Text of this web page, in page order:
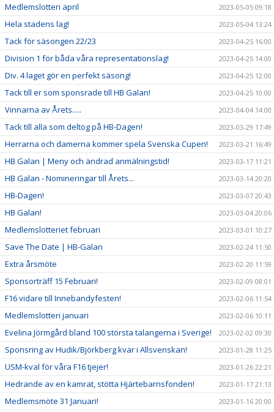
Medlemslotteri april 2023-05-05 09:18
Hela stadens lag! 2023-05-04 13:24
Tack för säsongen 22/23 2023-04-25 16:00
Division 1 för båda våra representationslag! 2023-04-25 14:00
Div. 4 laget gör en perfekt säsong! 2023-04-25 12:00
Tack till er som sponsrade till HB Galan! 2023-04-25 10:00
Vinnarna av Årets..... 2023-04-04 14:00
Tack till alla som deltog på HB-Dagen! 2023-03-29 17:49
Herrarna och damerna kommer spela Svenska Cupen! 2023-03-21 16:49
HB Galan | Meny och ändrad anmälningstid! 2023-03-17 11:21
HB Galan - Nomineringar till Årets... 2023-03-14 20:20
HB-Dagen! 2023-03-07 20:43
HB Galan! 2023-03-04 20:06
Medlemslotteriet februari 2023-03-01 10:27
Save The Date | HB-Galan 2023-02-24 11:50
Extra årsmöte 2023-02-20 11:59
Sponsorträff 15 Februari! 2023-02-09 08:01
F16 vidare till Innebandyfesten! 2023-02-06 11:54
Medlemslotteri januari 2023-02-06 10:11
Evelina Jörmgård bland 100 största talangerna i Sverige! 2023-02-02 09:30
Sponsring av Hudik/Björkberg kvar i Allsvenskan! 2023-01-28 11:25
USM-kval för våra F16 tjejer! 2023-01-26 22:21
Hedrande av en kamrat, stötta Hjärtebarnsfonden! 2023-01-17 21:13
Medlemsmöte 31 Januari! 2023-01-16 20:00